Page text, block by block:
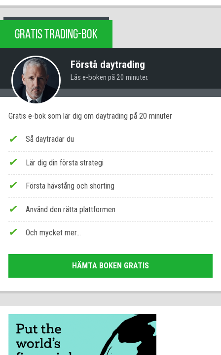
GRATIS TRADING-BOK
Förstå daytrading
Läs e-boken på 20 minuter.
Gratis e-bok som lär dig om daytrading på 20 minuter
Så daytradar du
Lär dig din första strategi
Första hävstång och shorting
Använd den rätta plattformen
Och mycket mer...
HÄMTA BOKEN GRATIS